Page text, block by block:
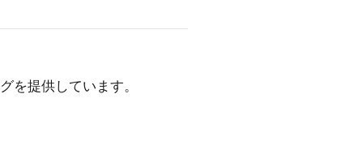
を提供しています。